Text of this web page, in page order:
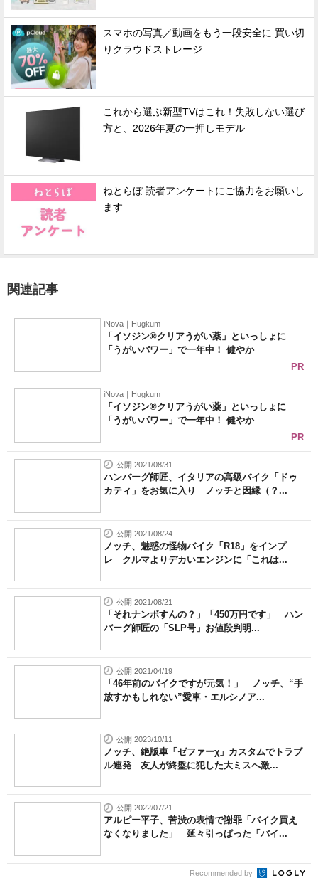
スマホの写真／動画をもう一段安全に 買い切
りクラウドストレージ
これから選ぶ新型TVはこれ！失敗しない選び
方と、2026年夏の一押しモデル
ねとらぼ 読者アンケートにご協力をお願いし
ます
関連記事
iNova｜Hugkum
「イソジン®クリアうがい薬」といっしょに
「うがいパワー」で一年中！ 健やか
PR
iNova｜Hugkum
「イソジン®クリアうがい薬」といっしょに
「うがいパワー」で一年中！ 健やか
PR
公開 2021/08/31
ハンバーグ師匠、イタリアの高級バイク「ドゥ
カティ」をお気に入り ノッチと因縁（？...
公開 2021/08/24
ノッチ、魅惑の怪物バイク「R18」をインプ
レ クルマよりデカいエンジンに「これは...
公開 2021/08/21
「それナンボすんの？」「450万円です」 ハン
バーグ師匠の「SLP号」お値段判明...
公開 2021/04/19
「46年前のバイクですが元気！」 ノッチ、“手
放すかもしれない”愛車・エルシノア...
公開 2023/10/11
ノッチ、絶版車「ゼファーχ」カスタムでトラブ
ル連発 友人が終盤に犯した大ミスへ激...
公開 2022/07/21
アルピー平子、苦渋の表情で謝罪「バイク買え
なくなりました」 延々引っぱった「バイ...
Recommended by